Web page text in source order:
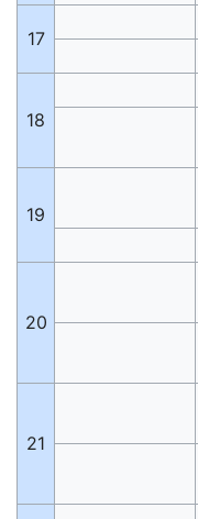
17
18
19
20
21